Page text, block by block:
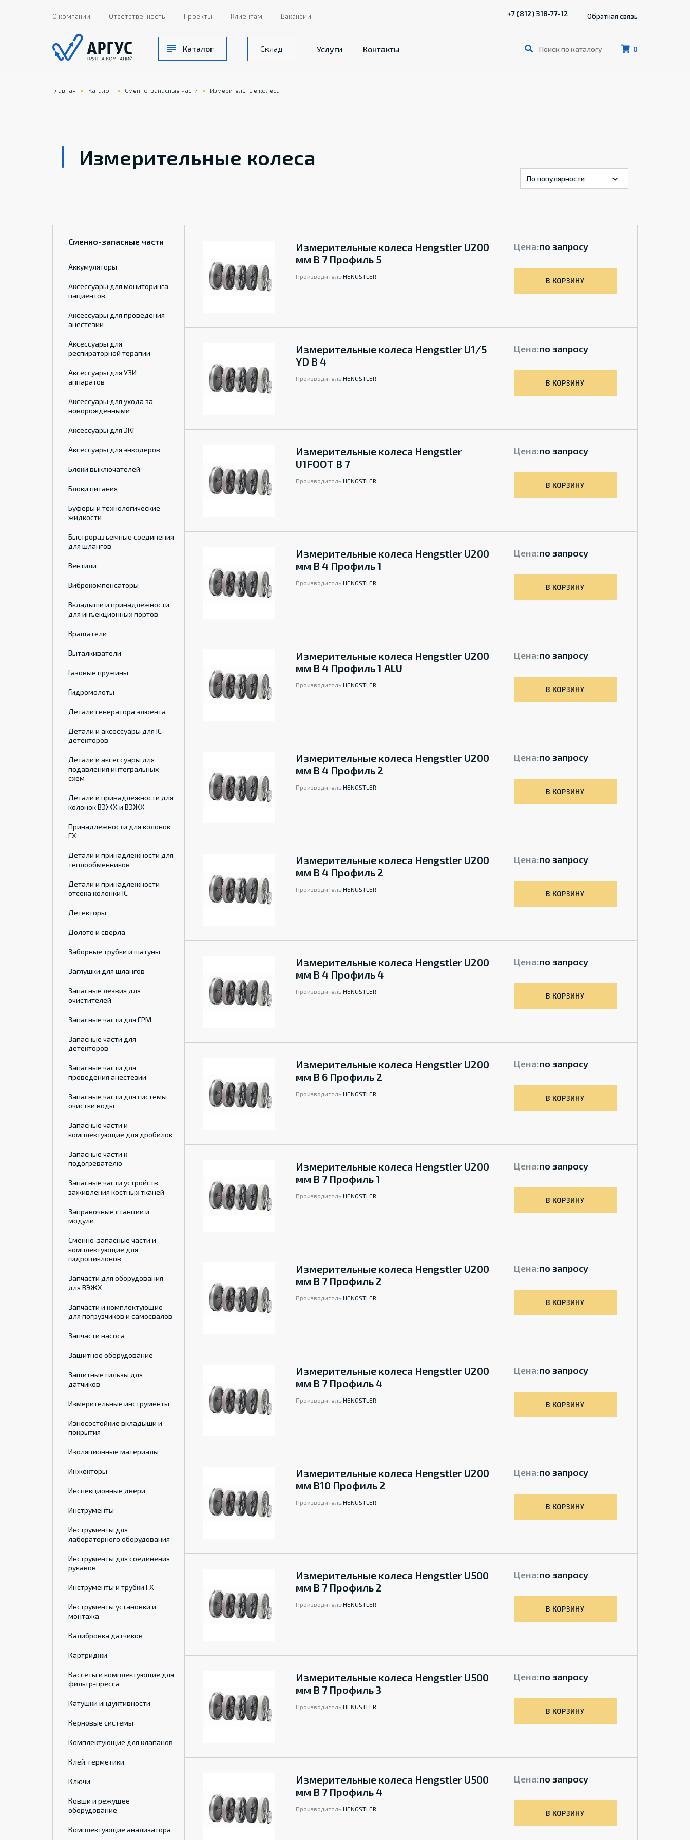
0
Каталог Склад Услуги Контакты
О компании Ответственность Проекты Клиентам Вакансии +7 (812) 318-77-12 Обратная связь
Главная Каталог Сменно-запасные части Измерительные колеса
Измерительные колеса
Сменно-запасные части
Аккумуляторы
Аксессуары для мониторинга
пациентов
Аксессуары для проведения
анестезии
Аксессуары для
респираторной терапии
Аксессуары для УЗИ
аппаратов
Аксессуары для ухода за
новорожденными
Аксессуары для ЭКГ
Аксессуары для энкодеров
Блоки выключателей
Блоки питания
Буферы и технологические
жидкости
Быстроразъемные соединения
для шлангов
Вентили
Виброкомпенсаторы
Вкладыши и принадлежности
для инъекционных портов
Вращатели
Выталкиватели
Газовые пружины
Гидромолоты
Детали генератора элюента
Детали и аксессуары для IC-
детекторов
Детали и аксессуары для
подавления интегральных
схем
Детали и принадлежности для
колонок ВЭЖХ и ВЭЖХ
Принадлежности для колонок
ГХ
Детали и принадлежности для
теплообменников
Детали и принадлежности
отсека колонки IC
Детекторы
Долото и сверла
Заборные трубки и шатуны
Заглушки для шлангов
Запасные лезвия для
очистителей
Запасные части для ГРМ
Запасные части для
детекторов
Запасные части для
проведения анестезии
Запасные части для системы
очистки воды
Запасные части и
комплектующие для дробилок
Запасные части к
подогревателю
Запасные части устройств
заживления костных тканей
Заправочные станции и
модули
Сменно-запасные части и
комплектующие для
гидроциклонов
Запчасти для оборудования
для ВЭЖХ
Запчасти и комплектующие
для погрузчиков и самосвалов
Запчасти насоса
Защитное оборудование
Защитные гильзы для
датчиков
Измерительные инструменты
Износостойкие вкладыши и
покрытия
Изоляционные материалы
Инжекторы
Инспекционные двери
Инструменты
Инструменты для
лабораторного оборудования
Инструменты для соединения
рукавов
Инструменты и трубки ГХ
Инструменты установки и
монтажа
Калибровка датчиков
Картриджи
Кассеты и комплектующие для
фильтр-пресса
Катушки индуктивности
Керновые системы
Комплектующие для клапанов
Клей, герметики
Ключи
Ковши и режущее
оборудование
Комплектующие анализатора
Измерительные колеса Hengstler U200
мм B 7 Профиль 5
Производитель:HENGSTLER
Цена:по запросу
В КОРЗИНУ
Измерительные колеса Hengstler U1/5
YD B 4
Производитель:HENGSTLER
Цена:по запросу
В КОРЗИНУ
Измерительные колеса Hengstler
U1FOOT B 7
Производитель:HENGSTLER
Цена:по запросу
В КОРЗИНУ
Измерительные колеса Hengstler U200
мм B 4 Профиль 1
Производитель:HENGSTLER
Цена:по запросу
В КОРЗИНУ
Измерительные колеса Hengstler U200
мм B 4 Профиль 1 ALU
Производитель:HENGSTLER
Цена:по запросу
В КОРЗИНУ
Измерительные колеса Hengstler U200
мм B 4 Профиль 2
Производитель:HENGSTLER
Цена:по запросу
В КОРЗИНУ
Измерительные колеса Hengstler U200
мм B 4 Профиль 2
Производитель:HENGSTLER
Цена:по запросу
В КОРЗИНУ
Измерительные колеса Hengstler U200
мм B 4 Профиль 4
Производитель:HENGSTLER
Цена:по запросу
В КОРЗИНУ
Измерительные колеса Hengstler U200
мм B 6 Профиль 2
Производитель:HENGSTLER
Цена:по запросу
В КОРЗИНУ
Измерительные колеса Hengstler U200
мм B 7 Профиль 1
Производитель:HENGSTLER
Цена:по запросу
В КОРЗИНУ
Измерительные колеса Hengstler U200
мм B 7 Профиль 2
Производитель:HENGSTLER
Цена:по запросу
В КОРЗИНУ
Измерительные колеса Hengstler U200
мм B 7 Профиль 4
Производитель:HENGSTLER
Цена:по запросу
В КОРЗИНУ
Измерительные колеса Hengstler U200
мм B10 Профиль 2
Производитель:HENGSTLER
Цена:по запросу
В КОРЗИНУ
Измерительные колеса Hengstler U500
мм B 7 Профиль 2
Производитель:HENGSTLER
Цена:по запросу
В КОРЗИНУ
Измерительные колеса Hengstler U500
мм B 7 Профиль 3
Производитель:HENGSTLER
Цена:по запросу
В КОРЗИНУ
Измерительные колеса Hengstler U500
мм B 7 Профиль 4
Производитель:HENGSTLER
Цена:по запросу
В КОРЗИНУ